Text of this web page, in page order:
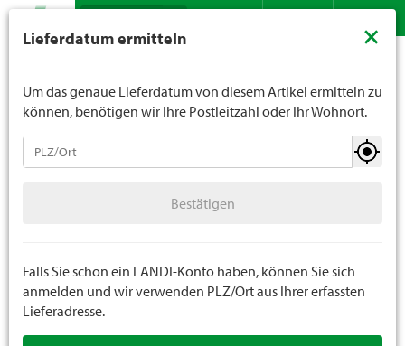
Suche
Motorgeräte
Rasenmäher Roboter
Gartengeräte
Lieferdatum ermitteln ×
Um das genaue Lieferdatum von diesem Artikel ermitteln zu
können, benötigen wir Ihre Postleitzahl oder Ihr Wohnort.
Bestätigen
Falls Sie schon ein LANDI-Konto haben, können Sie sich
anmelden und wir verwenden PLZ/Ort aus Ihrer erfassten
Lieferadresse.
unter 16 Jahren. Für Spirituosen gilt die Altersgrenze von
Sie uns verbindlich Ihr Alter an.